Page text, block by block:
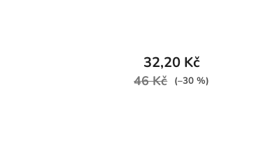
32,20 Kč
46 Kč (–30 %)